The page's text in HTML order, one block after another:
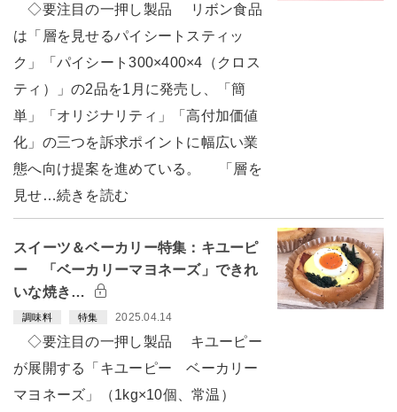
◇要注目の一押し製品 リボン食品
は「層を見せるパイシートスティッ
ク」「パイシート300×400×4（クロス
ティ）」の2品を1月に発売し、「簡
単」「オリジナリティ」「高付加価値
化」の三つを訴求ポイントに幅広い業
態へ向け提案を進めている。 「層を
見せ…続きを読む
スイーツ＆ベーカリー特集：キユーピ
ー 「ベーカリーマヨネーズ」できれ
いな焼き…
調味料 特集 2025.04.14
◇要注目の一押し製品 キユーピー
が展開する「キユーピー ベーカリー
マヨネーズ」（1kg×10個、常温）